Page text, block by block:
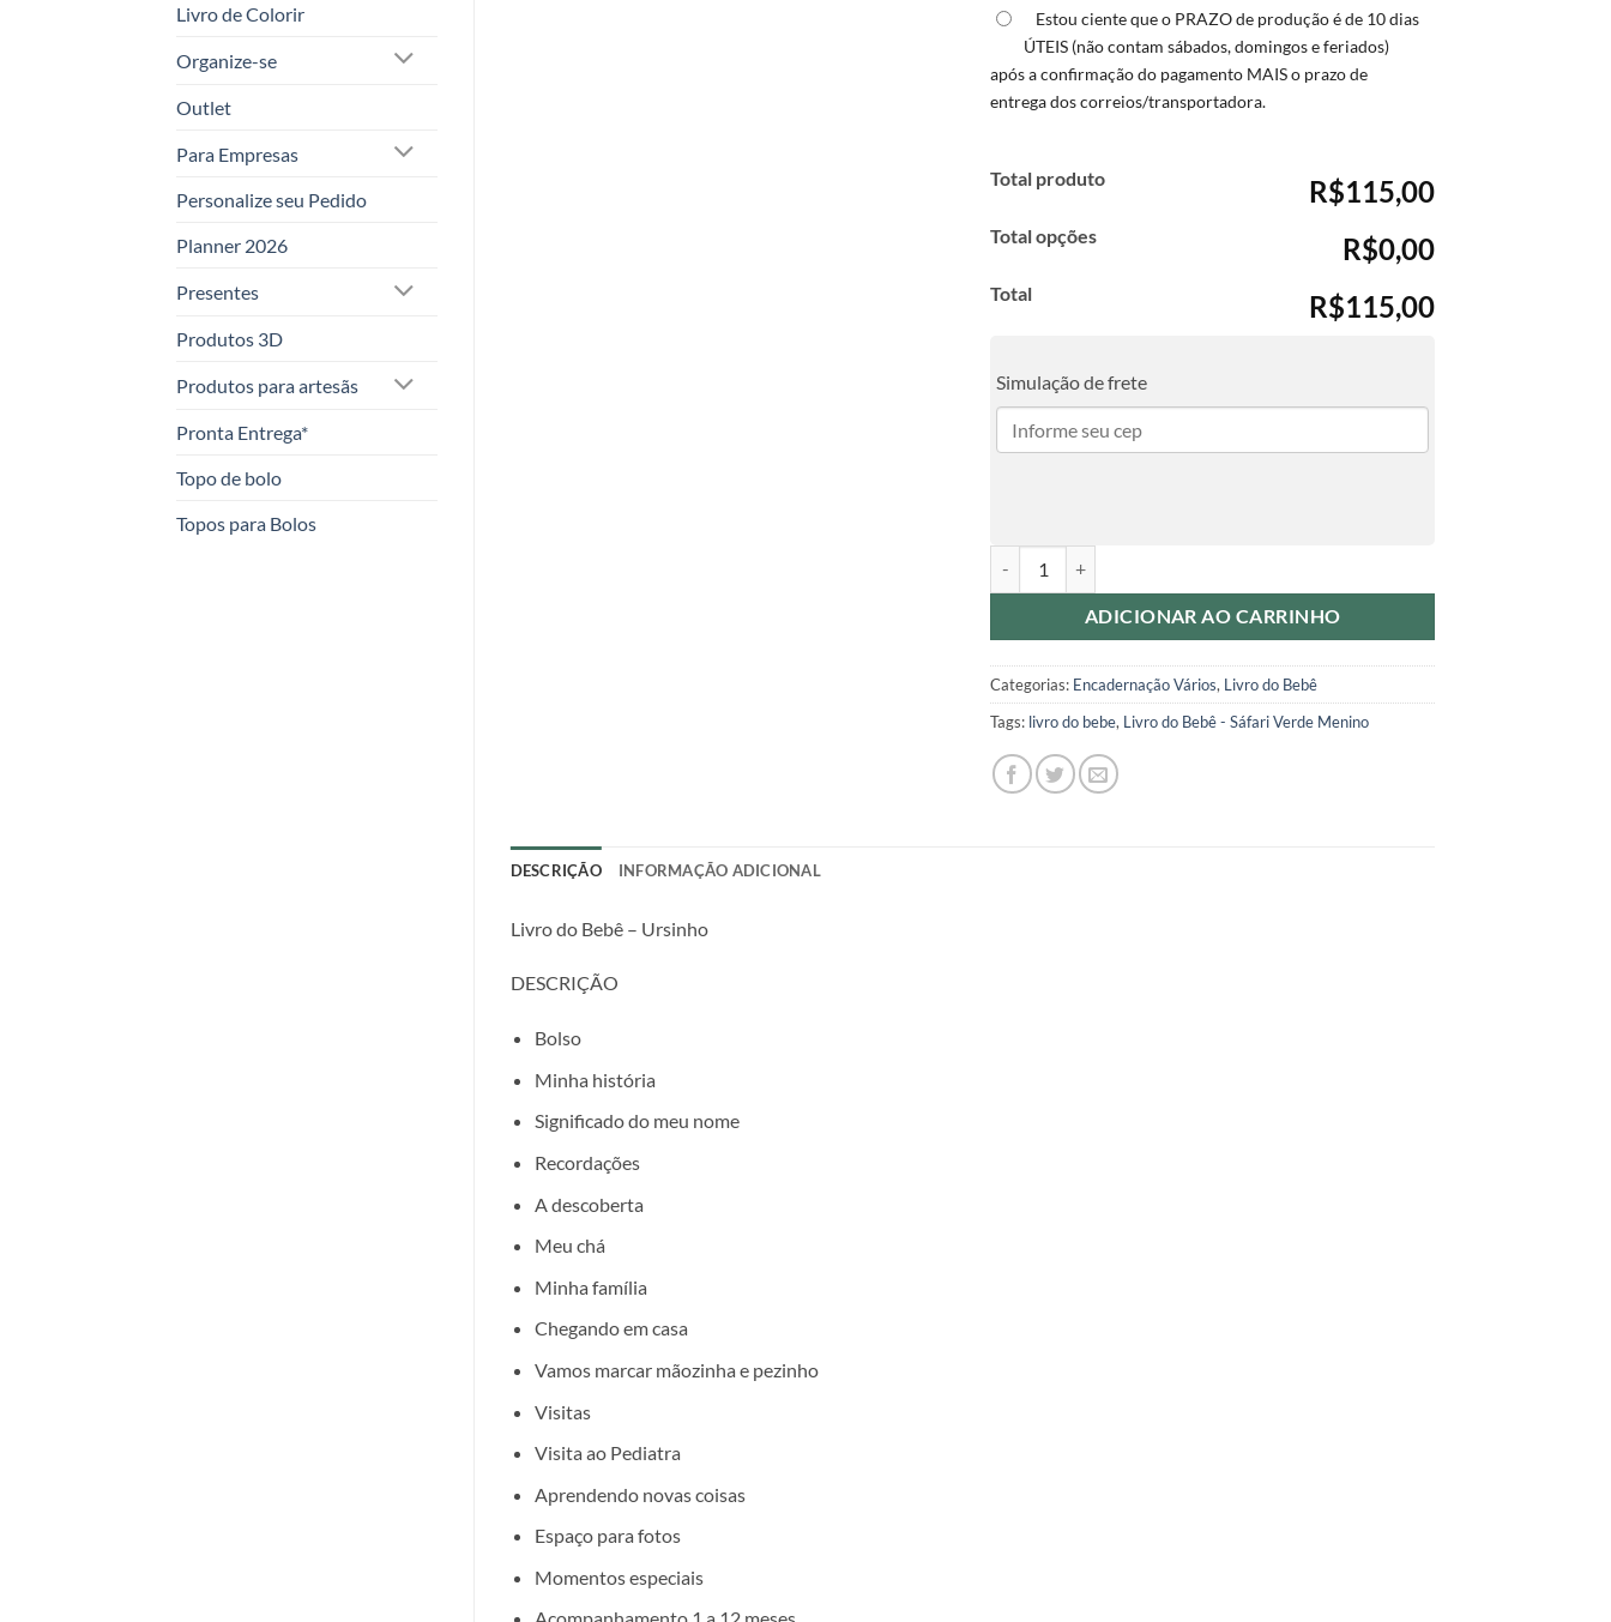
Livro de Colorir
Organize-se
Outlet
Para Empresas
Personalize seu Pedido
Planner 2026
Presentes
Produtos 3D
Produtos para artesãs
Pronta Entrega*
Topo de bolo
Topos para Bolos
Estou ciente que o PRAZO de produção é de 10 dias
ÚTEIS (não contam sábados, domingos e feriados)
após a confirmação do pagamento MAIS o prazo de
entrega dos correios/transportadora.
Total produto R$115,00
Total opções R$0,00
Total R$115,00
Simulação de frete
ADICIONAR AO CARRINHO
Categorias: Encadernação Vários, Livro do Bebê
Tags: livro do bebe, Livro do Bebê - Sáfari Verde Menino
DESCRIÇÃO INFORMAÇÃO ADICIONAL
Livro do Bebê – Ursinho
DESCRIÇÃO
Bolso
Minha história
Significado do meu nome
Recordações
A descoberta
Meu chá
Minha família
Chegando em casa
Vamos marcar mãozinha e pezinho
Visitas
Visita ao Pediatra
Aprendendo novas coisas
Espaço para fotos
Momentos especiais